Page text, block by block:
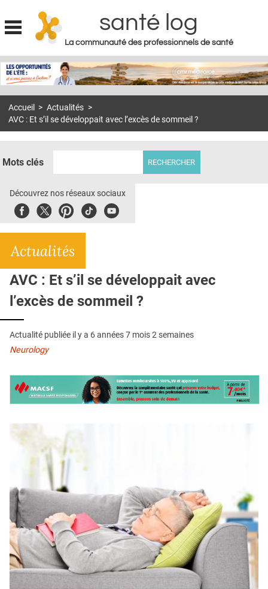
Jump to navigation
santé log
La communauté des professionnels de santé
MON COMPTE
S'ABONNER À LA REVUE SOIN À DOMICILE
DOSSIERS
E-REVUE SAD
L'APP
QUI SOMMES-NOUS ?
PUBLICITÉ
CONDITIONS GÉNÉRALES
CONTACT
Accueil > Actualités >
AVC : Et s’il se développait avec l’excès de sommeil ?
Mots clés
Découvrez nos réseaux sociaux
FacebookTwitterPinterest
TiktokYoubute
Actualités
AVC : Et s’il se développait avec
l’excès de sommeil ?
Actualité publiée il y a 6 années 7 mois 2 semaines
Neurology